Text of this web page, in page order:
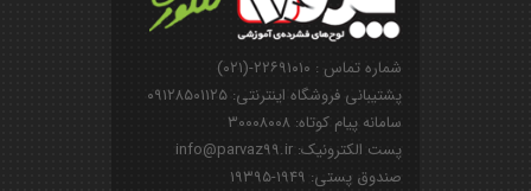
شماره تماس : ۲۲۶۹۱۰۱۰-(۰۲۱)
پشتیبانی فروشگاه اینترنتی: ۰۹۱۲۸۵۰۱۱۲۵
سامانه پیام کوتاه: ۳۰۰۰۸۰۰۸
پست الکترونیک: info@parvaz99.ir
صندوق پستی: ۱۹۴۹-۱۹۳۹۵